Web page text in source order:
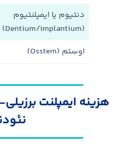
دنتیوم یا ایمپلنتیوم
(Dentium/Implantium)
اوستم (Osstem)
هزینه ایمپلنت